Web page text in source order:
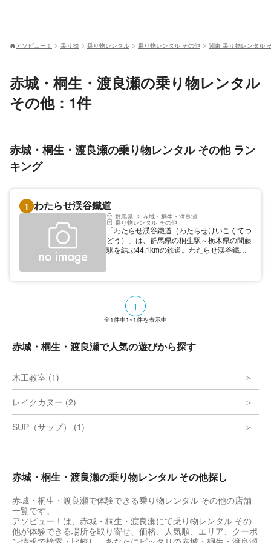
アソビュー！ 乗り物 乗り物レンタル 乗り物レンタル その他 関東 乗り物レンタル
赤城・桐生・渡良瀬の乗り物レンタル
その他：1件
赤城・桐生・渡良瀬の乗り物レンタル その他 ラン
キング
1 わたらせ渓谷鐵道
群馬県 赤城・桐生・渡良瀬
乗り物レンタル その他
「わたらせ渓谷鐵道（わたらせけいこくてつ
どう）」は、群馬県の桐生駅～栃木県の間藤
駅を結ぶ44.1kmの鉄道。わたらせ渓谷鐵道
トロな雰囲気の駅を訪れるのも旅の楽しみ方
の一つ。トロッコ列車の運行日は公式HPで
要チェック。
1
全1件中1~1件を表示中
赤城・桐生・渡良瀬で人気の遊びから探す
木工教室 (1)
レイクカヌー (2)
SUP（サップ） (1)
赤城・桐生・渡良瀬の乗り物レンタル その他探し
赤城・桐生・渡良瀬で体験できる乗り物レンタル その他の店舗
一覧です。
アソビュー！は、赤城・桐生・渡良瀬にて乗り物レンタル その
他が体験できる場所を取り寄せ、価格、人気順、エリア、クーポ